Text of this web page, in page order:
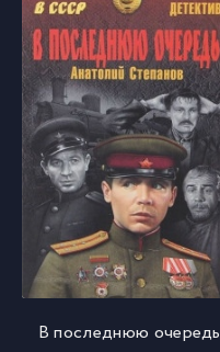
70 02_03_04
71 02_03_05
72 02_03_06
73 02_03_07
74 02_03_08
В последнюю очередь